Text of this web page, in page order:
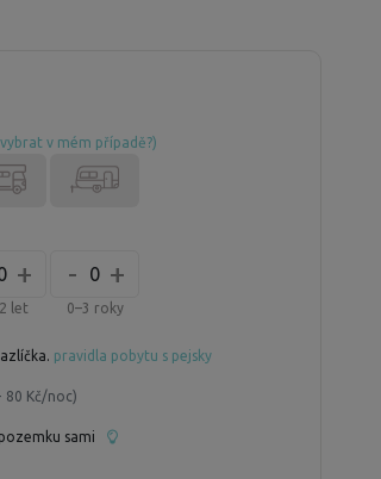
v mém případě?)
+
let
- +
0
0–3 roky
pravidla pobytu s pejsky
80 Kč/noc)
sami